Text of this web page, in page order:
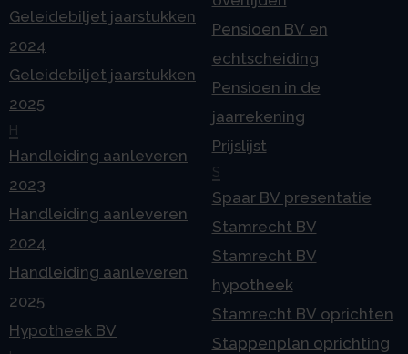
Geleidebiljet jaarstukken
2024
Geleidebiljet jaarstukken
2025
H
Handleiding aanleveren
2023
Handleiding aanleveren
2024
Handleiding aanleveren
2025
Hypotheek BV
Pensioen BV en
echtscheiding
Pensioen in de
jaarrekening
Prijslijst
S
Spaar BV presentatie
Stamrecht BV
Stamrecht BV
hypotheek
Stamrecht BV oprichten
Stappenplan oprichting